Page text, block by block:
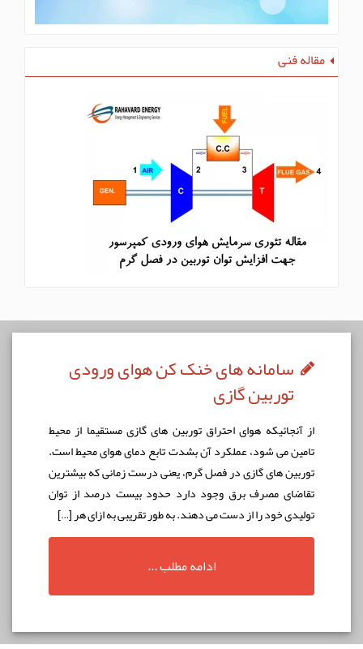
مقاله فنی
سامانه های خنک کن هوای ورودی
توربین گازی
از آنجائيكه هوای احتراق توربين های گازی مستقيما از محيط
تامين می شود، عملكرد آن بشدت تابع دمای هوای محيط است.
توربين های گازی در فصل گرم، يعنی درست زمانی که بيشترين
تقاضای مصرف برق وجود دارد حدود بيست درصد از توان
توليدی خود را از دست می دهند. به طور تقریبی به ازای هر […]
ادامه مطلب ...